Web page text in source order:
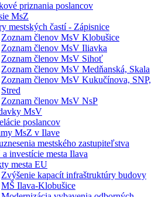
priznania poslancov
MsZ
mestských častí - Zápisnice
Zoznam členov MsV Klobušice
Zoznam členov MsV Iliavka
Zoznam členov MsV Sihoť
Zoznam členov MsV Medňanská, Skala
Zoznam členov MsV Kukučínova, SNP,
Stred
Zoznam členov MsV NsP
MsV
poslancov
MsZ v Ilave
mestského zastupiteľstva
investície mesta Ilava
mesta EU
Zvýšenie kapacít infraštruktúry budovy
MŠ Ilava-Klobušice